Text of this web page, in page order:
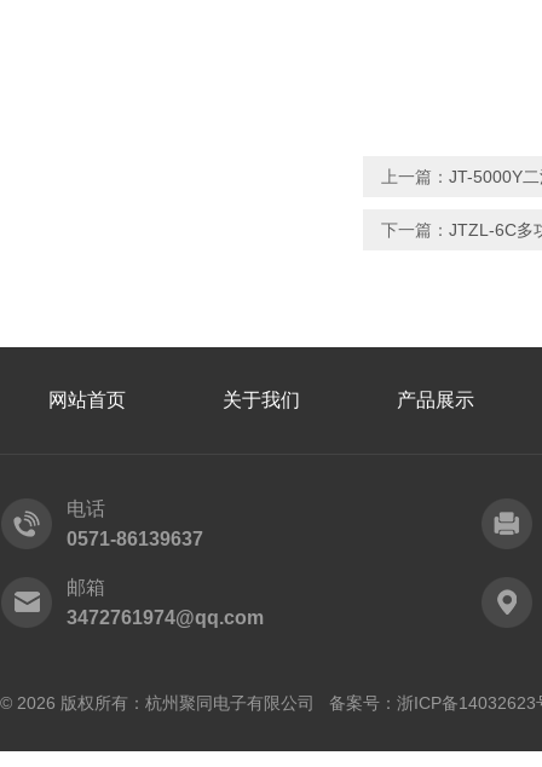
上一篇： JT-5000Y
下一篇： JTZL-6C多
网站首页 关于我们 产品展示
电话
0571-86139637
邮箱
3472761974@qq.com
© 2026 版权所有：杭州聚同电子有限公司 备案号： 浙ICP备14032623